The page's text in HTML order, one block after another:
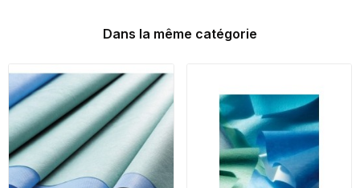
Dans la même catégorie